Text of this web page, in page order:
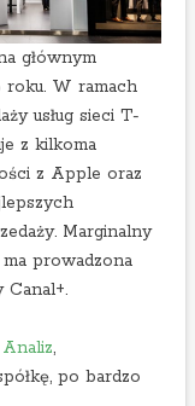
głównym
W ramach
usług sieci T-
z kilkoma
z Apple oraz
Marginalny
prowadzona
Canal+.
,
po bardzo